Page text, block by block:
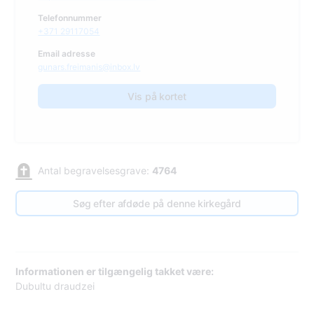
Telefonnummer
+371 29117054
Email adresse
gunars.freimanis@inbox.lv
Vis på kortet
Antal begravelsesgrave: 4764
Søg efter afdøde på denne kirkegård
Informationen er tilgængelig takket være:
Dubultu draudzei